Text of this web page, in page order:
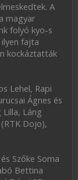
A
magyar
folyó kyo-s
fajta
kockáztatták
Lehel, Rapi
Ágnes és
Láng
Dojo),
Szőke Soma
Bettina